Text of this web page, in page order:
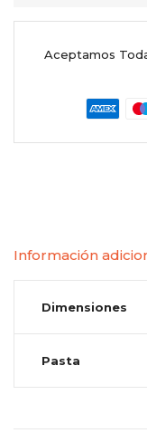
Aceptamos
Información
Dimensiones
Pasta